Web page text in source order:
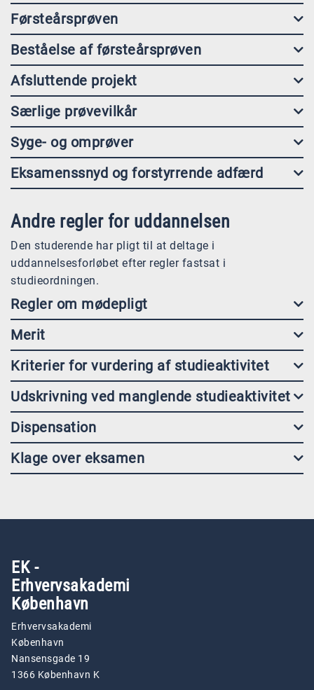
Førsteårsprøven
Beståelse af førsteårsprøven
Afsluttende projekt
Særlige prøvevilkår
Syge- og omprøver
Eksamenssnyd og forstyrrende adfærd
Andre regler for uddannelsen
Den studerende har pligt til at deltage i
uddannelsesforløbet efter regler fastsat i
studieordningen.
Regler om mødepligt
Merit
Kriterier for vurdering af studieaktivitet
Udskrivning ved manglende studieaktivitet
Dispensation
Klage over eksamen
EK -
Erhvervsakademi
København
Erhvervsakademi
København
Nansensgade 19
1366 København K